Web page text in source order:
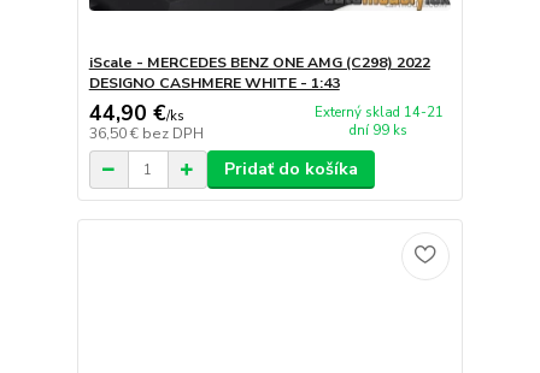
iScale - MERCEDES BENZ ONE AMG (C298) 2022
DESIGNO CASHMERE WHITE - 1:43
44,90 €/ks
36,50 € bez DPH
Externý sklad 14-21
dní 99 ks
Pridať do košíka